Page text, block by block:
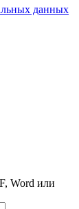
данных
Word или